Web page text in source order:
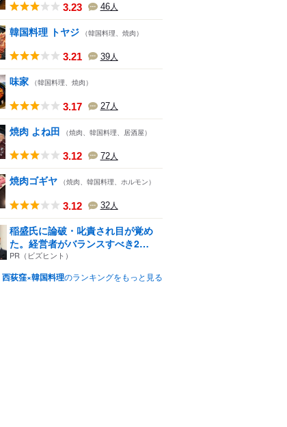
3.23 46人
韓国料理 トヤジ （韓国料理、焼肉）
3.21 39人
味家 （韓国料理、焼肉）
3.17 27人
焼肉 よね田 （焼肉、韓国料理、居酒屋）
3.12 72人
焼肉ゴギヤ （焼肉、韓国料理、ホルモン）
3.12 32人
稲盛氏に論破・叱責され目が覚め
た。経営者がバランスすべき2
つ...
PR（ビズヒント）
西荻窪×韓国料理のランキングをもっと見る